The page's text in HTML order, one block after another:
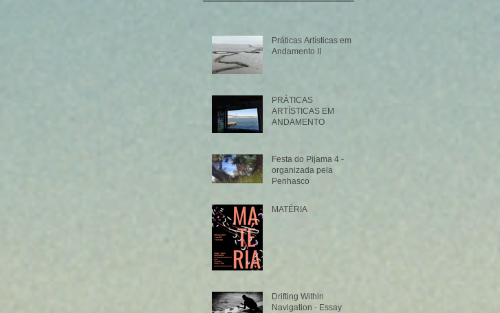
Práticas Artísticas em
Andamento II
PRÁTICAS
ARTÍSTICAS EM
ANDAMENTO
Festa do Pijama 4 -
organizada pela
Penhasco
MATÉRIA
Drifting Within
Navigation - Essay